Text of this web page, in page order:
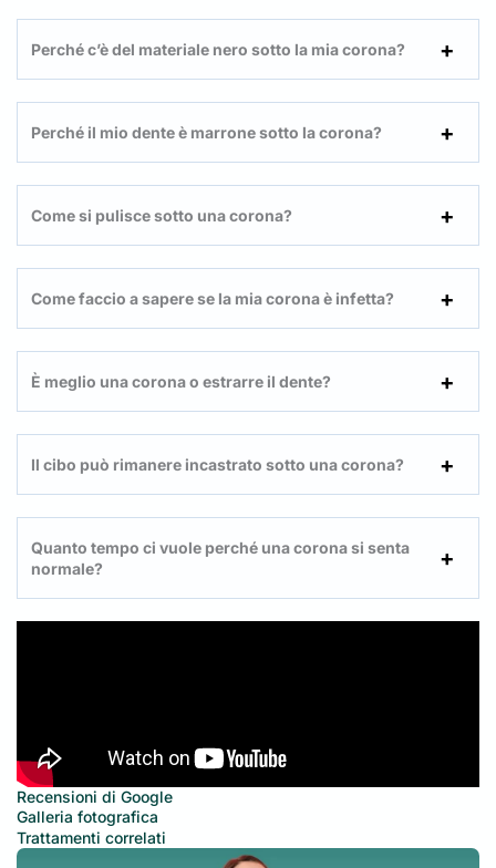
Perché c’è del materiale nero sotto la mia corona?
Perché il mio dente è marrone sotto la corona?
Come si pulisce sotto una corona?
Come faccio a sapere se la mia corona è infetta?
È meglio una corona o estrarre il dente?
Il cibo può rimanere incastrato sotto una corona?
Quanto tempo ci vuole perché una corona si senta
normale?
Recensioni di Google
Galleria fotografica
Trattamenti correlati